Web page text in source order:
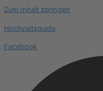
Zum Inhalt springen
Hochzeitsguide
Facebook